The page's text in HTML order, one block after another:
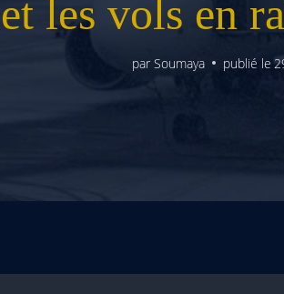
les vols en
par Soumaya publié le